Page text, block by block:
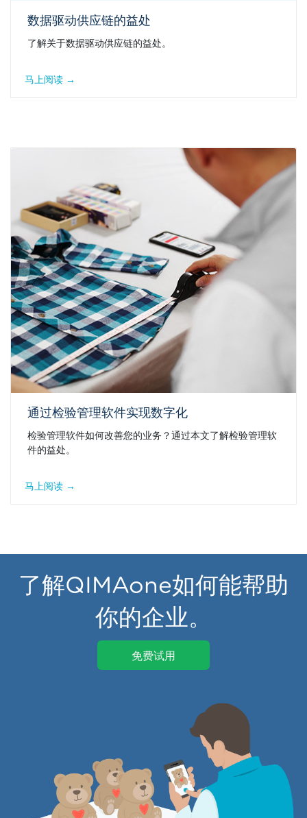
数据驱动供应链的益处
了解关于数据驱动供应链的益处。
马上阅读 →
通过检验管理软件实现数字化
检验管理软件如何改善您的业务？通过本文了解检验管理软
件的益处。
马上阅读 →
了解QIMAone如何能帮助
你的企业。
免费试用